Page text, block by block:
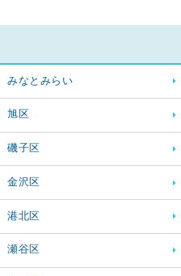
みなとみらい
旭区
磯子区
金沢区
港北区
瀬谷区